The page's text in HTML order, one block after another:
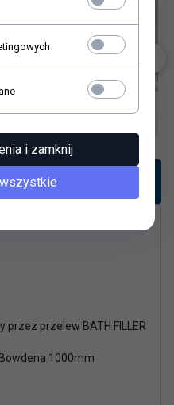
przez przelew BATH FILLER
1000mm
i zamknij